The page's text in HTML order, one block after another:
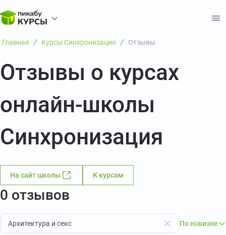
Главная Курсы Синхронизация Отзывы
Отзывы о курсах
онлайн-школы
Синхронизация
На сайт школы К курсам
0 отзывов
Архитектура и секс По новизне